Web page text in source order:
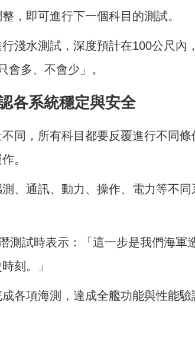
，即可進行下一個科目的測試。
淺水測試，深度預計在100公尺內
會多、不會少」。
各系統穩定與安全
同，所有科目都要反覆進行不同條
。
、通訊、動力、操作、電力等不同
測試時表示：「這一步是我們海軍
刻。」
各項海測，達成全艦功能與性能驗